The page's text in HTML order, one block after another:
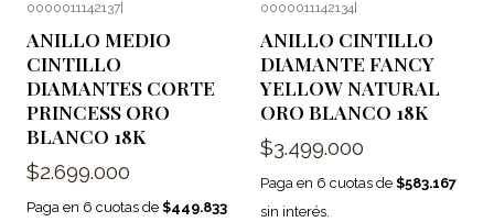
0000011142137|
ANILLO MEDIO
CINTILLO
DIAMANTES CORTE
PRINCESS ORO
BLANCO 18K
$2.699.000
Paga en 6 cuotas de $449.833
0000011142134|
ANILLO CINTILLO
DIAMANTE FANCY
YELLOW NATURAL
ORO BLANCO 18K
$3.499.000
Paga en 6 cuotas de $583.167
sin interés.